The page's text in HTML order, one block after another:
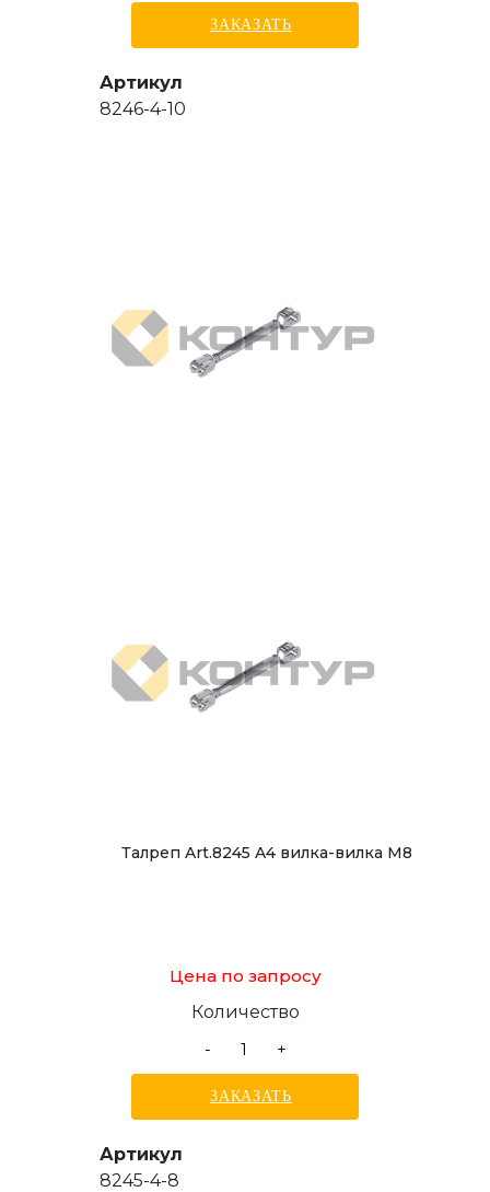
ЗАКАЗАТЬ
Артикул
8246-4-10
Талреп Art.8245 A4 вилка-вилка М8
Цена по запросу
Количество
-
+
ЗАКАЗАТЬ
Артикул
8245-4-8